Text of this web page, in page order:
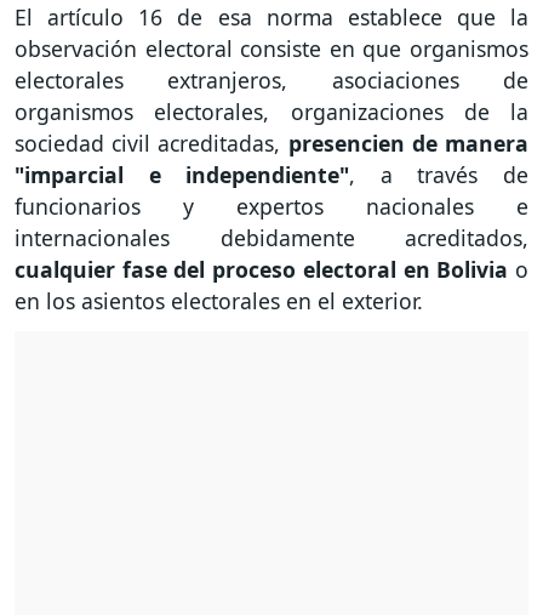
El artículo 16 de esa norma establece que la
observación electoral consiste en que organismos
electorales extranjeros, asociaciones de
organismos electorales, organizaciones de la
sociedad civil acreditadas, presencien de manera
"imparcial e independiente", a través de
funcionarios y expertos nacionales e
internacionales debidamente acreditados,
cualquier fase del proceso electoral en Bolivia o
en los asientos electorales en el exterior.